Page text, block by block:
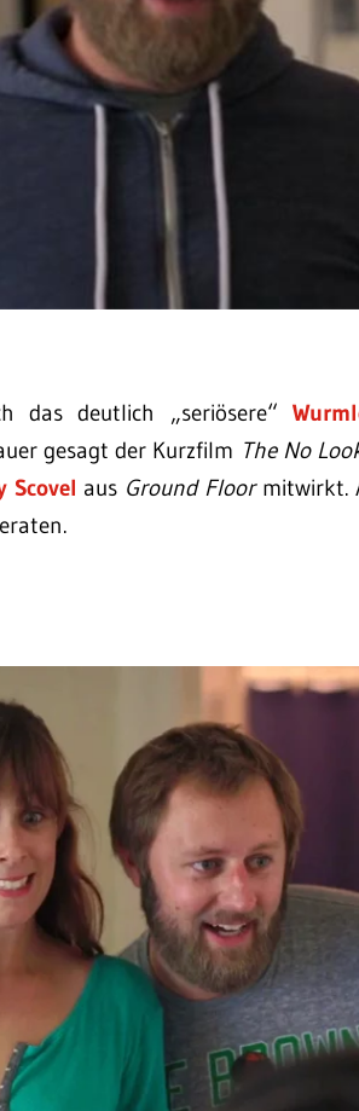
das deutlich „seriösere“
gesagt der Kurzfilm The No
Scovel aus Ground Floormitwirkt.